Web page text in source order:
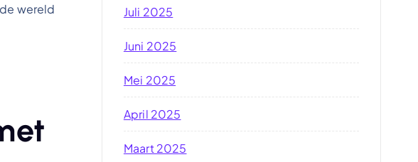
wereld
Juli 2025
Juni 2025
Mei 2025
April 2025
Maart 2025